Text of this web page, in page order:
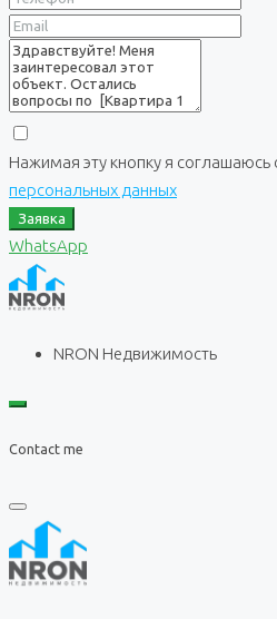
Нажимая эту кнопку я соглашаюсь
персональных данных
Заявка
WhatsApp
NRON Недвижимость
Contact me